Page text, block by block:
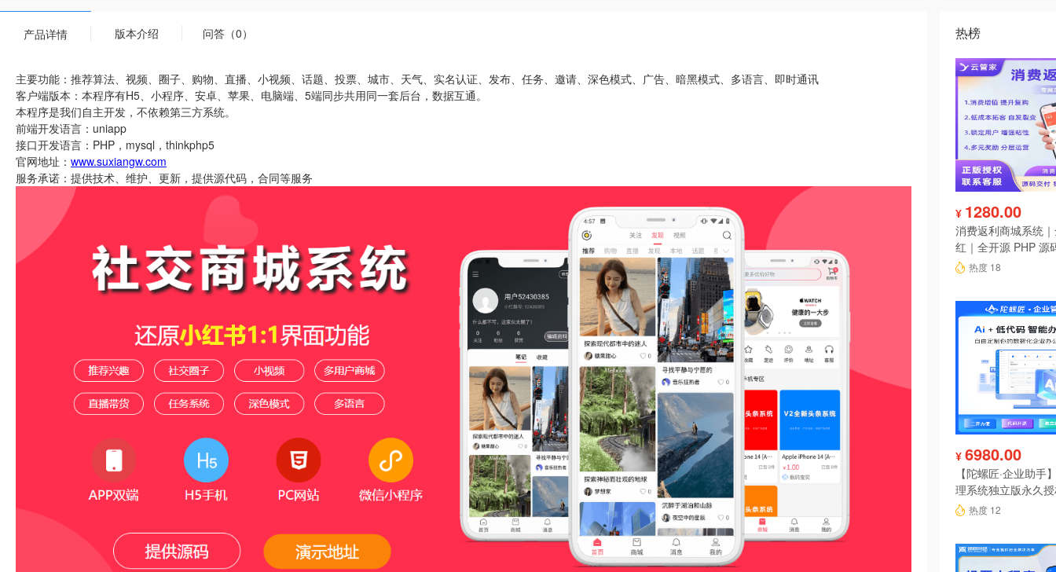
产品详情 版本介绍 问答（0）
主要功能：推荐算法、视频、圈子、购物、直播、小视频、话题、投票、城市、天气、实名认证、发布、任务、邀请、深色模式、广告、暗黑模式、多语言、即时通讯
客户端版本：本程序有H5、小程序、安卓、苹果、电脑端、5端同步共用同一套后台，数据互通。
本程序是我们自主开发，不依赖第三方系统。
前端开发语言：uniapp
接口开发语言：PHP，mysql，thinkphp5
官网地址： www.suxiangw.com
服务承诺：提供技术、维护、更新，提供源代码，合同等服务
热榜
¥ 1280.00
消费返利商城系统
红｜全开源 PHP 源
热度 18
¥ 6980.00
【陀螺匠·企业助手
理系统独立版永久
热度 12